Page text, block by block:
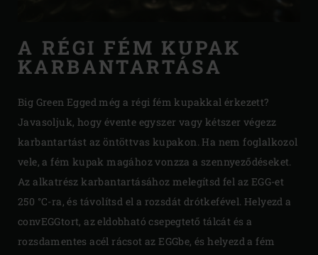
A RÉGI FÉM KUPAK
KARBANTARTÁSA
Big Green Egged még a régi fém kupakkal érkezett?
Javasoljuk, hogy évente egyszer vagy kétszer végezz
karbantartást az öntöttvas kupakon. Ha nem foglalkozol
vele, a fém kupak magához vonzza a szennyeződéseket.
Az alkatrész karbantartásához melegítsd fel az EGG-et
250 °C-ra, és távolítsd el a rozsdát drótkefével. Helyezd a
convEGGtort, az eldobható csepegtető tálcát és a
rozsdamentes acél rácsot az EGGbe, és helyezd a fém